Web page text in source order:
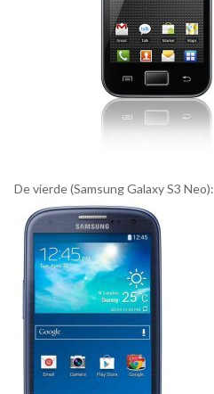
De vierde (Samsung Galaxy S3 Neo):